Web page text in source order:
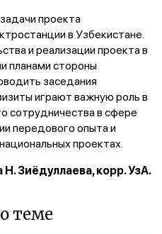
проекта
в Узбекистане.
и реализации проекта в
планами стороны
заседания
играют важную роль в
сотрудничества в сфере
передового опыта и
проектах.
Зиёдуллаева, корр. УзА.
теме